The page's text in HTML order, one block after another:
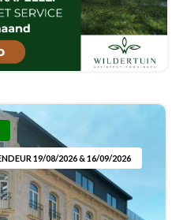
19/08/2026 & 16/09/2026